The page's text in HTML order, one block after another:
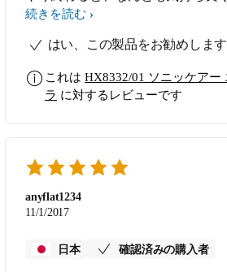
何度でもやりたくなります。
続きを読む
はい、この製品をお勧めします
これは HX8332/01 ソニッケアー
ラ に対するレビューです
anyflat1234
11/1/2017
日本 確認済みの購入者